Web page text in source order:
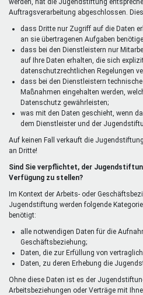
Auftragsverarbeitung abgeschlossen.
dass Dritte nur Zugriff auf die Daten
an sie übertragenen Aufgaben
dass bei den Dienstleistern nur
auf Ihre Daten erhalten, die sich
datenschutzrechtlichen Regelungen
dass bei den Dienstleistern
Maßnahmen eingehalten werden,
Datenschutz gewährleisten;
was mit den Daten geschieht, wenn
dem Dienstleister und der
Auf keinen Fall verkauft die
an Dritte!
Sind Sie verpflichtet, der
Verfügung zu stellen?
Im Kontext der Arbeits- oder
Jugendstiftung werden folgende
benötigt:
alle notwendigen Daten für die
Geschäftsbeziehung;
Daten, die zur Erfüllung von
Daten, zu deren Erhebung die
Ohne diese Daten ist es der
Arbeitsbeziehungen oder Verträge mit